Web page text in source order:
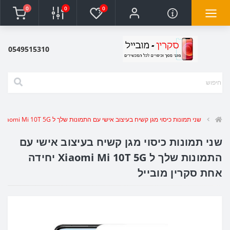
0
0
0
0549515310
שני תמונות כיסוי מגן קשיח בעיצוב אישי עם התמונות שלך ל Xiaomi Mi 10T 5G יחידה אחת סקרין מובייל
שני תמונות כיסוי מגן קשיח בעיצוב אישי עם
התמונות שלך ל Xiaomi Mi 10T 5G יחידה
אחת סקרין מובייל